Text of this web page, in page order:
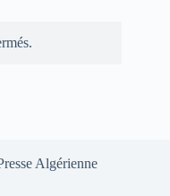
Algérienne